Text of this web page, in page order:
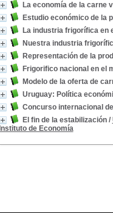
La economía de la carne
Estudio económico de la
La industria frigorífica en
Nuestra industria
Representación de la
Frigorifico nacional en el
Modelo de la oferta de
Uruguay: Política
Concurso internacional
El fin de la estabilización/
Instituto de Economía